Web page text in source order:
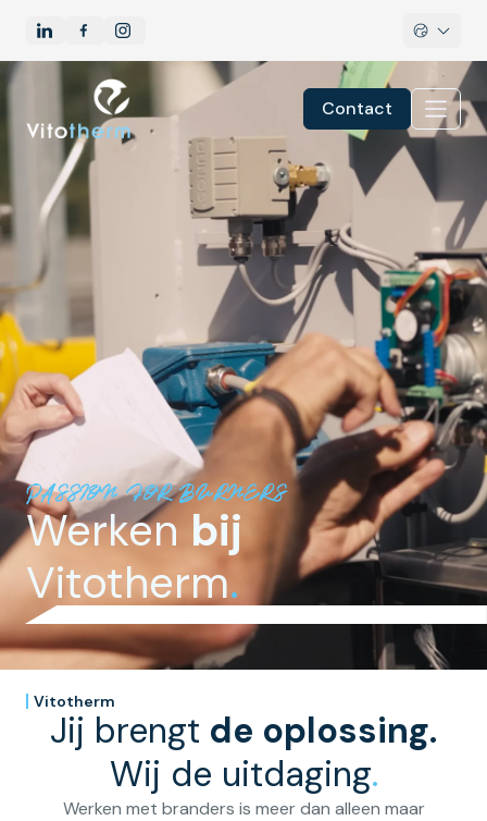
Contact
PASSION FOR BURNERS
Werken bij
Vitotherm.
Vitotherm
Jij brengt de oplossing.
Wij de uitdaging.
Werken met branders is meer dan alleen maar